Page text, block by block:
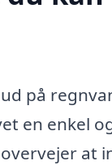
på
en enkel
at